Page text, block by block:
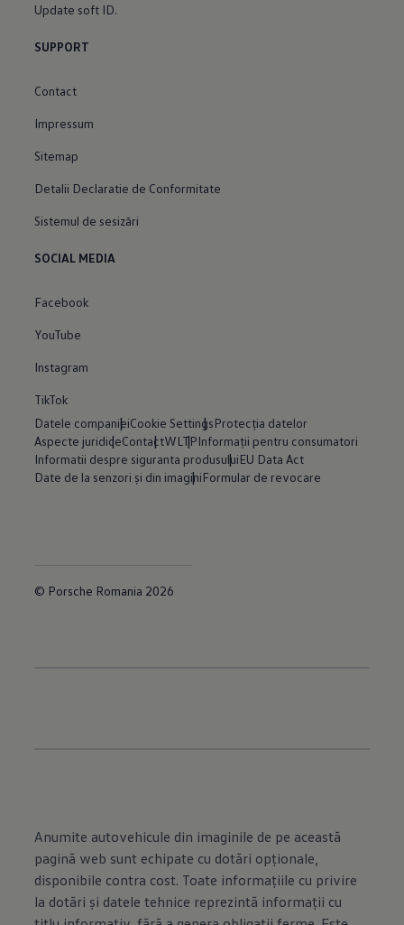
Update soft ID.
SUPPORT
Contact
Impressum
Sitemap
Detalii Declaratie de Conformitate
Sistemul de sesizări
SOCIAL MEDIA
Facebook
YouTube
Instagram
TikTok
Datele companieiCookie SettingsProtecția datelor
Aspecte juridiceContactWLTPInformații pentru consumatori
Informatii despre siguranta produsuluiEU Data Act
Date de la senzori și din imaginiFormular de revocare
© Porsche Romania 2026
Anumite autovehicule din imaginile de pe această
pagină web sunt echipate cu dotări opţionale,
disponibile contra cost. Toate informaţiile cu privire
la dotări şi datele tehnice reprezintă informaţii cu